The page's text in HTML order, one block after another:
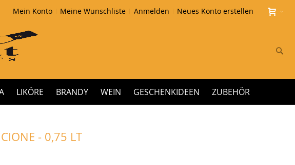
Mein Konto Meine Wunschliste Anmelden Neues Konto erstellen
LIKÖRE BRANDY WEIN GESCHENKIDEEN ZUBEHÖR
- 0,75 LT